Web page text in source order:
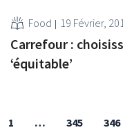
Food 19 Février,
Carrefour :
‘équitable’
1 … 345 346